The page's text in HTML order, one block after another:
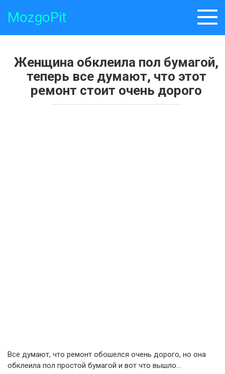
MozgoPit
Женщина обклеила пол бумагой,
теперь все думают, что этот
ремонт стоит очень дорого
Все думают, что ремонт обошелся очень дорого, но она
обклеила пол простой бумагой и вот что вышло…